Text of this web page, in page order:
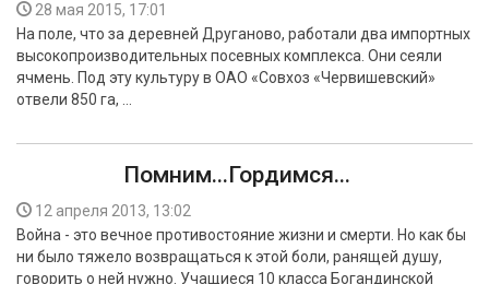
28 мая 2015, 17:01
На поле, что за деревней Друганово, работали два импортных
высокопроизводительных посевных комплекса. Они сеяли
ячмень. Под эту культуру в ОАО «Совхоз «Червишевский»
отвели 850 га, …
Помним...Гордимся...
12 апреля 2013, 13:02
Война - это вечное противостояние жизни и смерти. Но как бы
ни было тяжело возвращаться к этой боли, ранящей душу,
говорить о ней нужно. Учащиеся 10 класса Богандинской